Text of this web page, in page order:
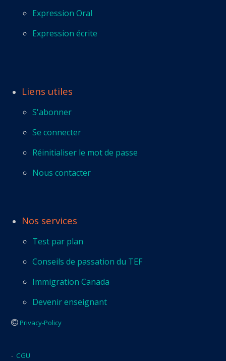
Expression Oral
Expression écrite
Liens utiles
S'abonner
Se connecter
Réinitialiser le mot de passe
Nous contacter
Nos services
Test par plan
Conseils de passation du TEF
Immigration Canada
Devenir enseignant
Privacy-Policy
- CGU